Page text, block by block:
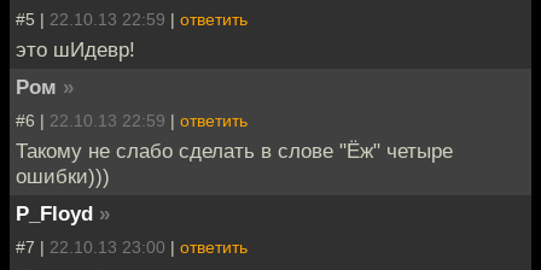
#5 | 22.10.13 22:59 | ответить
это шИдевр!
Ром »
#6 | 22.10.13 22:59 | ответить
Такому не слабо сделать в слове "Ёж" четыре
ошибки)))
P_Floyd »
#7 | 22.10.13 23:00 | ответить